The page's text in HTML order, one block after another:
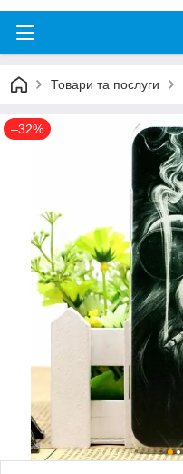
Товари та послуги
–32%